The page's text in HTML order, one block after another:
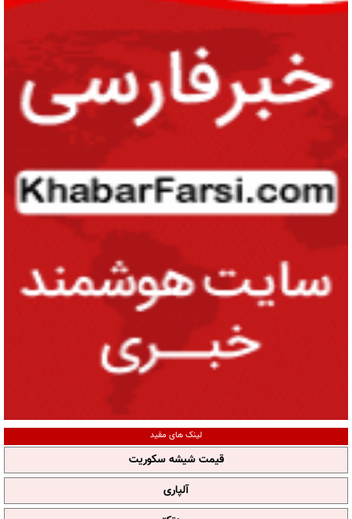
لینک های مفید
قیمت شیشه سکوریت
آلپاری